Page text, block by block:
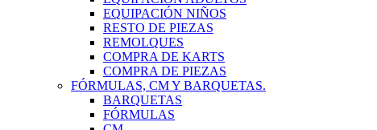
EQUIPACIÓN NIÑOS
RESTO DE PIEZAS
REMOLQUES
COMPRA DE KARTS
COMPRA DE PIEZAS
FÓRMULAS, CM Y BARQUETAS.
BARQUETAS
FÓRMULAS